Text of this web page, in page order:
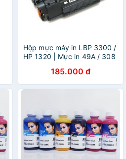
Hộp mực máy in LBP 3300 /
HP 1320 | Mực in 49A / 308
185.000 đ